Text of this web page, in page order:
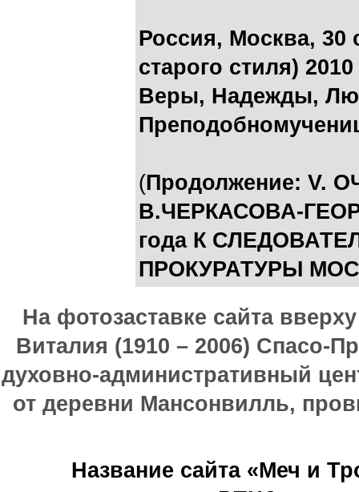
Россия, Москва, 30
старого стиля)
Веры, Надежды,
(Продолжение: V.
В.ЧЕРКАСОВА-
года К
ПРОКУРАТУРЫ
На фотозаставке сайта
Виталия (1910 – 2006) Спасо-
духовно-административный
от деревни Мансонвилль,
Название сайта «Меч и